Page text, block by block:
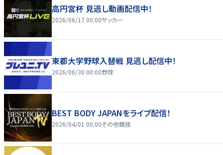
高円宮杯 見逃し動画配信中！
2026/06/17 00:00サッカー
東都大学野球入替戦 見逃し配信中！
2026/06/30 00:00野球
BEST BODY JAPANをライブ配信！
2026/04/01 00:00その他競技